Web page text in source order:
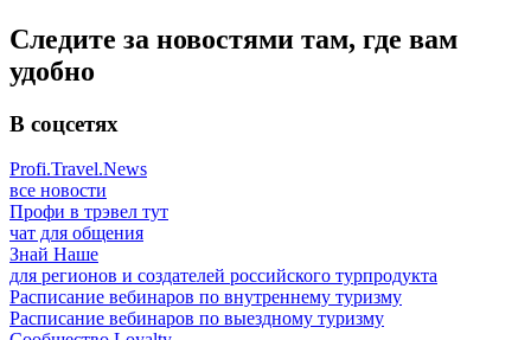
Следите за новостями там, где вам
удобно
В соцсетях
Profi.Travel.News
все новости
Профи в трэвел тут
чат для общения
Знай Наше
для регионов и создателей российского турпродукта
Расписание вебинаров по внутреннему туризму
Расписание вебинаров по выездному туризму